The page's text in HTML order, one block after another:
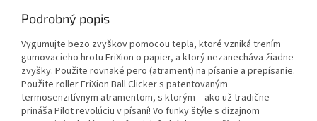
Podrobný popis
Vygumujte bezo zvyškov pomocou tepla, ktoré vzniká trením
gumovacieho hrotu FriXion o papier, a ktorý nezanecháva žiadne
zvyšky. Použite rovnaké pero (atrament) na písanie a prepísanie.
Použite roller FriXion Ball Clicker s patentovaným
termosenzitívnym atramentom, s ktorým – ako už tradične –
prináša Pilot revolúciu v písaní! Vo funky štýle s dizajnom